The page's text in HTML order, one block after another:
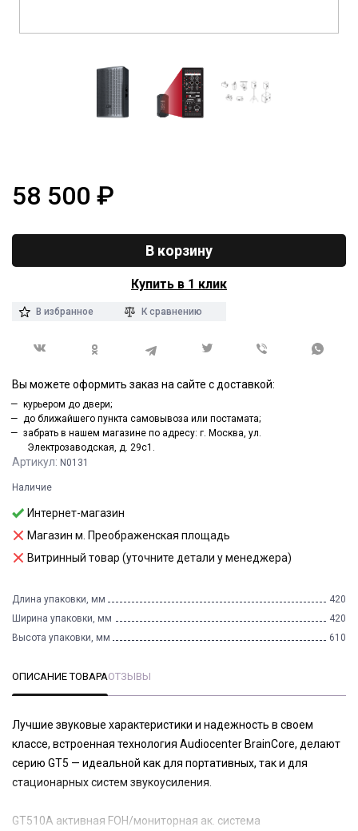
Артикул: N0131
Наличие
Интернет-магазин
Магазин м. Преображенская площадь
Витринный товар (уточните детали у менеджера)
Длина упаковки, мм
420
Ширина упаковки, мм
420
Высота упаковки, мм
610
58 500 ₽
В корзину
Купить в 1 клик
В избранное К сравнению
Вы можете оформить заказ на сайте с доставкой:
курьером до двери;
до ближайшего пункта самовывоза или постамата;
забрать в нашем магазине по адресу: г. Москва, ул.
Электрозаводская, д. 29с1.
ОПИСАНИЕ ТОВАРАОТЗЫВЫ
Лучшие звуковые характеристики и надежность в своем
классе, встроенная технология Audiocenter BrainCore, делают
серию GT5 — идеальной как для портативных, так и для
стационарных систем звукоусиления.
GT510A активная FOH/мониторная ак. система